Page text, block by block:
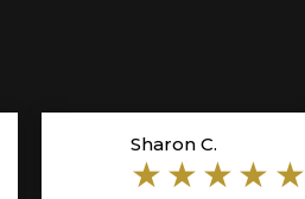
Sharon C.
★★★★★